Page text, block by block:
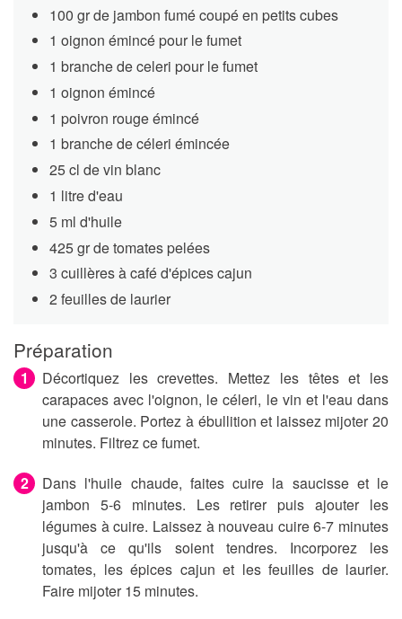
100 gr de jambon fumé coupé en petits cubes
1 oignon émincé pour le fumet
1 branche de celeri pour le fumet
1 oignon émincé
1 poivron rouge émincé
1 branche de céleri émincée
25 cl de vin blanc
1 litre d'eau
5 ml d'huile
425 gr de tomates pelées
3 cuillères à café d'épices cajun
2 feuilles de laurier
Préparation
Décortiquez les crevettes. Mettez les têtes et les
carapaces avec l'oignon, le céleri, le vin et l'eau dans
une casserole. Portez à ébullition et laissez mijoter 20
minutes. Filtrez ce fumet.
Dans l'huile chaude, faites cuire la saucisse et le
jambon 5-6 minutes. Les retirer puis ajouter les
légumes à cuire. Laissez à nouveau cuire 6-7 minutes
jusqu'à ce qu'ils soient tendres. Incorporez les
tomates, les épices cajun et les feuilles de laurier.
Faire mijoter 15 minutes.